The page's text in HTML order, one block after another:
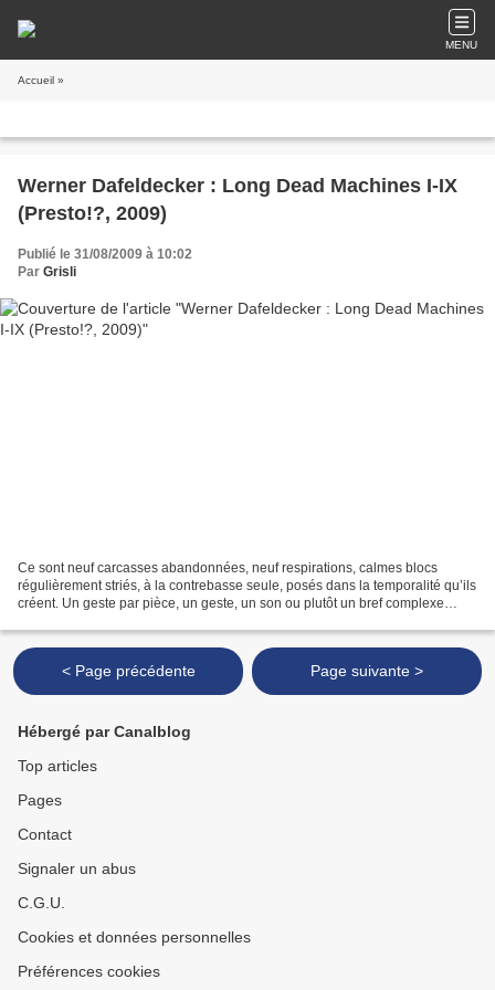
MENU
Accueil »
Werner Dafeldecker : Long Dead Machines I-IX
(Presto!?, 2009)
Publié le 31/08/2009 à 10:02
Par Grisli
Ce sont neuf carcasses abandonnées, neuf respirations, calmes blocs
régulièrement striés, à la contrebasse seule, posés dans la temporalité qu’ils
créent. Un geste par pièce, un geste, un son ou plutôt un bref complexe
< Page précédente Page suivante >
Hébergé par Canalblog
Top articles
Pages
Contact
Signaler un abus
C.G.U.
Cookies et données personnelles
Préférences cookies